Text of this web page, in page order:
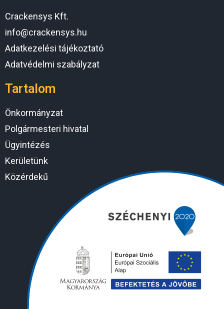
Crackensys Kft.
info@crackensys.hu
Adatkezelési tájékoztató
Adatvédelmi szabályzat
Tartalom
Önkormányzat
Polgármesteri hivatal
Ügyintézés
Kerületünk
Közérdekű